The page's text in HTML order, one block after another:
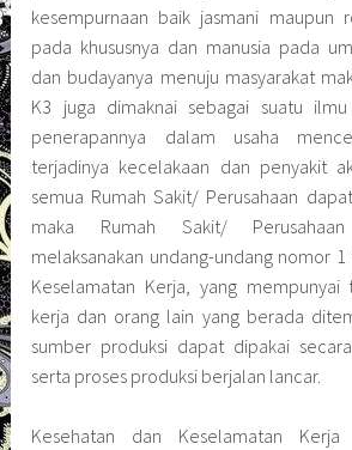
kesempurnaan baik jasmani maupun
pada khususnya dan manusia pada
dan budayanya menuju masyarakat
K3 juga dimaknai sebagai suatu
penerapannya dalam usaha
terjadinya kecelakaan dan penyakit
semua Rumah Sakit/ Perusahaan
maka Rumah Sakit/
melaksanakan undang-undang nomor
Keselamatan Kerja, yang mempunyai
kerja dan orang lain yang berada
sumber produksi dapat dipakai
serta proses produksi berjalan lancar.
Kesehatan dan Keselamatan